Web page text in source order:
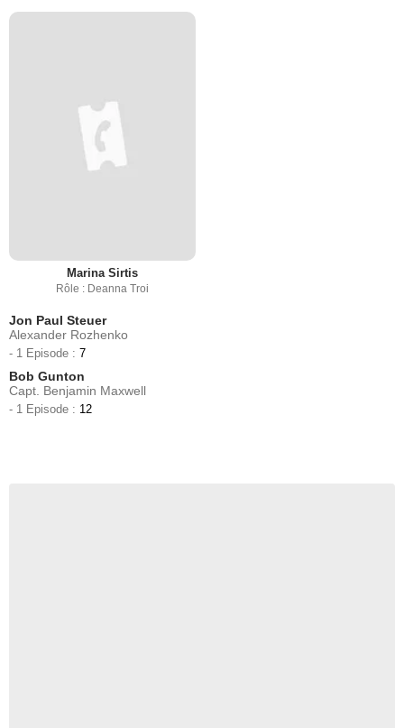
Marina Sirtis
Rôle : Deanna Troi
Jon Paul Steuer
Alexander Rozhenko
- 1 Episode : 7
Bob Gunton
Capt. Benjamin Maxwell
- 1 Episode : 12